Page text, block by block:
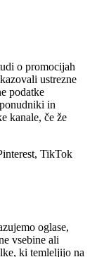
o promocijah
ustrezne
podatke
in
kanale, če že
TikTok
oglase,
vsebine ali
ki temleljijo na